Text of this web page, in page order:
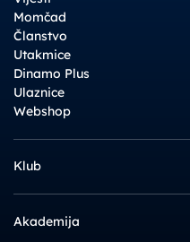
Momčad
Članstvo
Utakmice
Dinamo Plus
Ulaznice
Webshop
Klub
Akademija